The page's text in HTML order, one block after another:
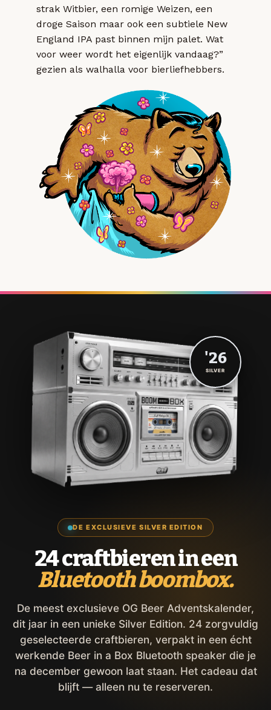
strak Witbier, een romige Weizen, een
droge Saison maar ook een subtiele New
England IPA past binnen mijn palet. Wat
voor weer wordt het eigenlijk vandaag?”
gezien als walhalla voor bierliefhebbers.
DE EXCLUSIEVE SILVER EDITION
24 craftbieren in een
Bluetooth boombox.
De meest exclusieve OG Beer Adventskalender,
dit jaar in een unieke Silver Edition. 24 zorgvuldig
geselecteerde craftbieren, verpakt in een écht
werkende Beer in a Box Bluetooth speaker die je
na december gewoon laat staan. Het cadeau dat
blijft — alleen nu te reserveren.
'26
SILVER